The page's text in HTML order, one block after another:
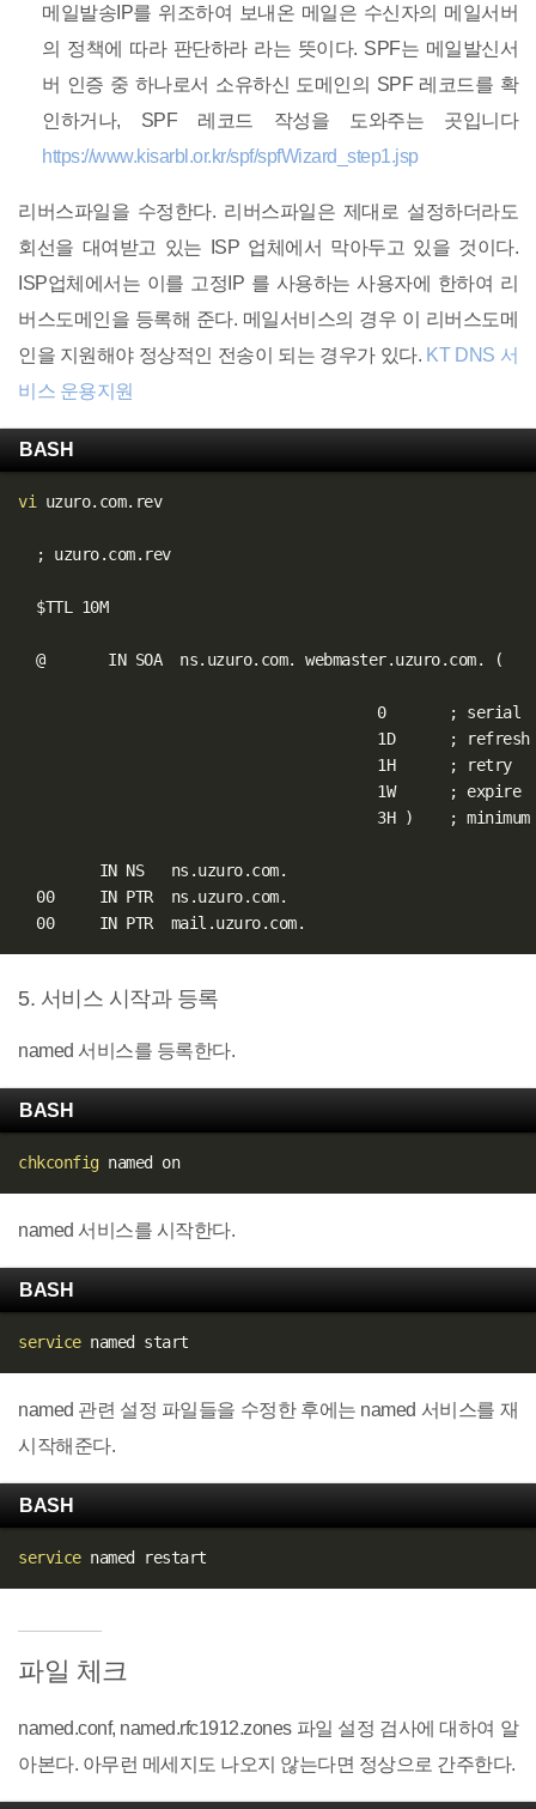
메일발송IP를 위조하여 보내온 메일은 수신자의 메일서버
의 정책에 따라 판단하라 라는 뜻이다. SPF는 메일발신서
버 인증 중 하나로서 소유하신 도메인의 SPF 레코드를 확
인하거나, SPF 레코드 작성을 도와주는 곳입니다
https://www.kisarbl.or.kr/spf/spfWizard_step1.jsp
리버스파일을 수정한다. 리버스파일은 제대로 설정하더라도
회선을 대여받고 있는 ISP 업체에서 막아두고 있을 것이다.
ISP업체에서는 이를 고정IP 를 사용하는 사용자에 한하여 리
버스도메인을 등록해 준다. 메일서비스의 경우 이 리버스도메
인을 지원해야 정상적인 전송이 되는 경우가 있다. KT DNS 서
비스 운용지원
BASH
vi uzuro.com.rev
; uzuro.com.rev
$TTL 10M
  @       IN SOA  ns.uzuro.com. webmaster.uzuro.com.
(
                                        0
;
serial
                                        1D
;
refresh
                                        1H
;
retry
                                        1W
;
expire
                                        3H
) ; minimum
         IN NS   ns.uzuro.com.
  00     IN PTR  ns.uzuro.com.
5. 서비스 시작과 등록
named 서비스를 등록한다.
BASH
chkconfig named on
named 서비스를 시작한다.
BASH
service
named 관련 설정 파일들을 수정한 후에는 named 서비스를 재
시작해준다.
BASH
service
파일 체크
named.conf, named.rfc1912.zones 파일 설정 검사에 대하여 알
아본다. 아무런 메세지도 나오지 않는다면 정상으로 간주한다.